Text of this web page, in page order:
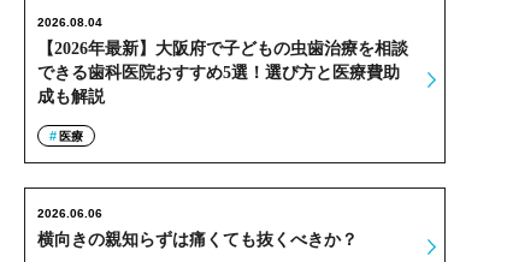
【2026年最新】大阪府で子どもの虫歯治療を相談
できる歯科医院おすすめ5選！選び方と医療費助
成も解説
2026.08.04
医療
横向きの親知らずは痛くても抜くべきか？
2026.06.06